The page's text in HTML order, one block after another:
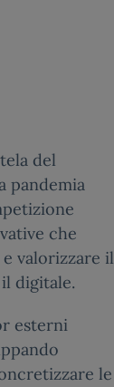
del
pandemia
che
valorizzare il
digitale.
esterni
le